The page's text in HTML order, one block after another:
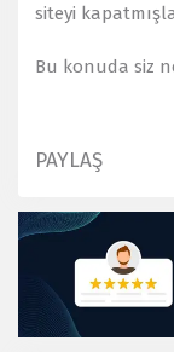
siteyi
Bu konuda siz
PAYLAŞ